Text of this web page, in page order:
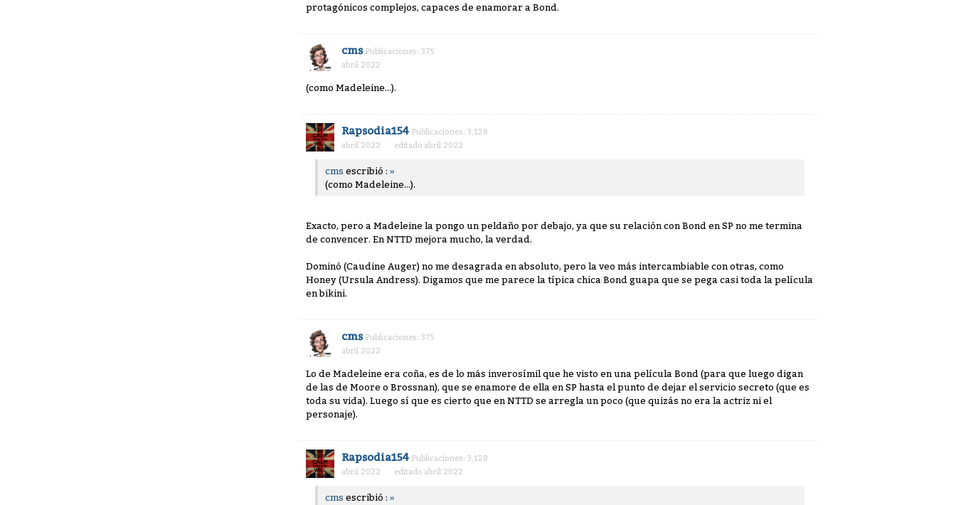
protagónicos complejos, capaces de enamorar a Bond.
cms Publicaciones: 375
abril 2022
(como Madeleine...).
Rapsodia154 Publicaciones: 3,128
abril 2022
editado abril 2022
cms escribió : »
(como Madeleine...).
Exacto, pero a Madeleine la pongo un peldaño por debajo, ya que su relación con Bond en SP no me termina
de convencer. En NTTD mejora mucho, la verdad.
Dominó (Caudine Auger) no me desagrada en absoluto, pero la veo más intercambiable con otras, como
Honey (Ursula Andress). Digamos que me parece la típica chica Bond guapa que se pega casi toda la película
en bikini.
cms Publicaciones: 375
abril 2022
Lo de Madeleine era coña, es de lo más inverosímil que he visto en una película Bond (para que luego digan
de las de Moore o Brossnan), que se enamore de ella en SP hasta el punto de dejar el servicio secreto (que es
toda su vida). Luego sí que es cierto que en NTTD se arregla un poco (que quizás no era la actriz ni el
personaje).
Rapsodia154 Publicaciones: 3,128
abril 2022
editado abril 2022
cms escribió : »